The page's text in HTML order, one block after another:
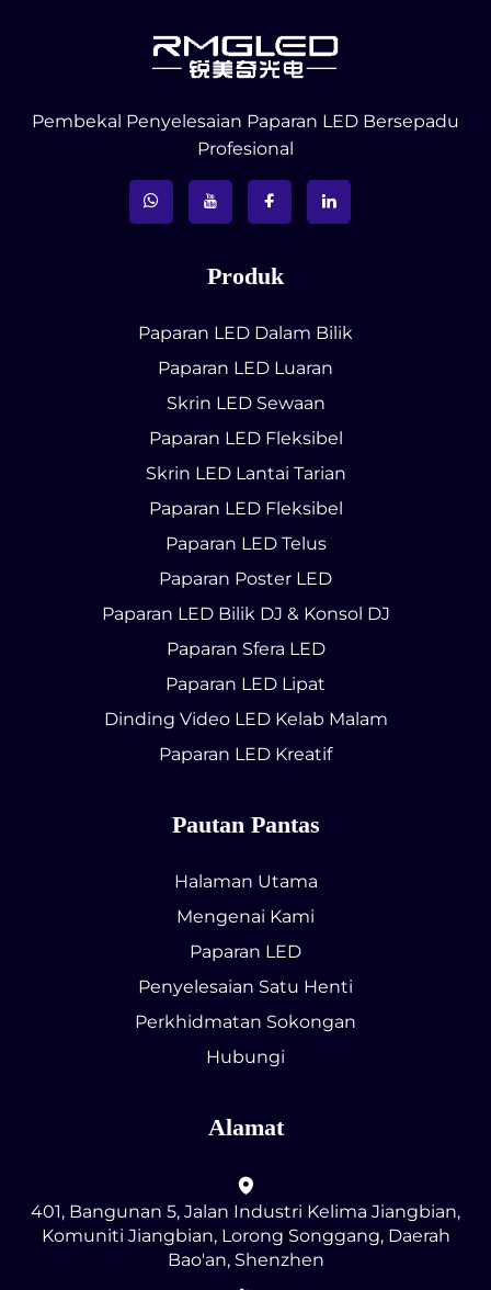
Pembekal Penyelesaian Paparan LED Bersepadu
Profesional
Produk
Paparan LED Dalam Bilik
Paparan LED Luaran
Skrin LED Sewaan
Paparan LED Fleksibel
Skrin LED Lantai Tarian
Paparan LED Fleksibel
Paparan LED Telus
Paparan Poster LED
Paparan LED Bilik DJ & Konsol DJ
Paparan Sfera LED
Paparan LED Lipat
Dinding Video LED Kelab Malam
Paparan LED Kreatif
Pautan Pantas
Halaman Utama
Mengenai Kami
Paparan LED
Penyelesaian Satu Henti
Perkhidmatan Sokongan
Hubungi
Alamat
401, Bangunan 5, Jalan Industri Kelima Jiangbian,
Komuniti Jiangbian, Lorong Songgang, Daerah
Bao'an, Shenzhen